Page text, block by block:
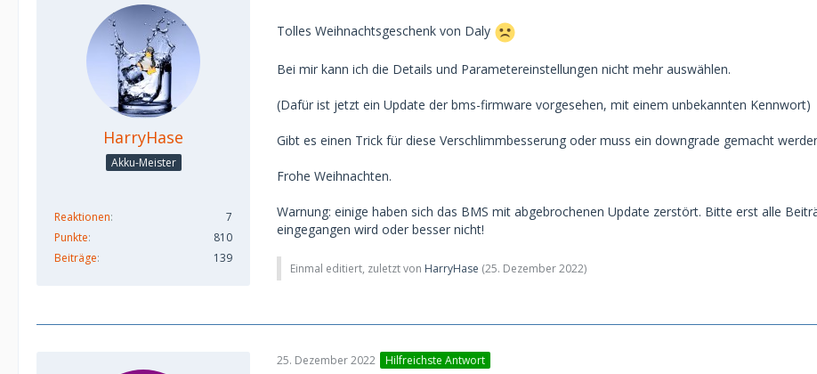
HarryHase
Akku-Meister
Reaktionen
7
Punkte
810
Beiträge
139
Tolles Weihnachtsgeschenk von Daly
Bei mir kann ich die Details und Parametereinstellungen nicht mehr auswählen.
(Dafür ist jetzt ein Update der bms-firmware vorgesehen, mit einem unbekannten Kennwort)
Gibt es einen Trick für diese Verschlimmbesserung oder muss ein downgrade gemacht
Frohe Weihnachten.
Warnung: einige haben sich das BMS mit abgebrochenen Update zerstört. Bitte erst alle
eingegangen wird oder besser nicht!
Einmal editiert, zuletzt von HarryHase (25. Dezember 2022)
25. Dezember 2022 Hilfreichste Antwort